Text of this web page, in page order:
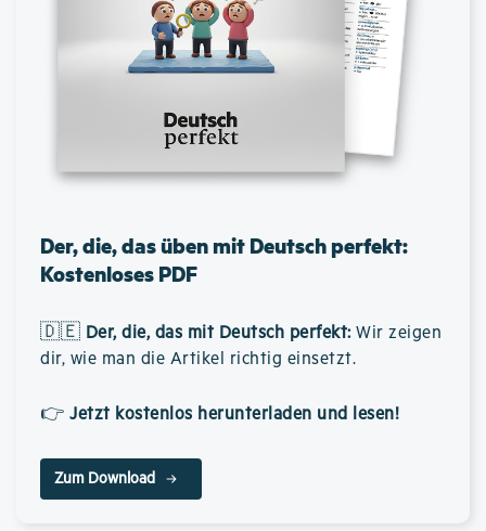
Der, die, das üben mit Deutsch perfekt:
Kostenloses PDF
🇩🇪 Der, die, das mit Deutsch perfekt: Wir zeigen
dir, wie man die Artikel richtig einsetzt.
👉 Jetzt kostenlos herunterladen und lesen!
Zum Download